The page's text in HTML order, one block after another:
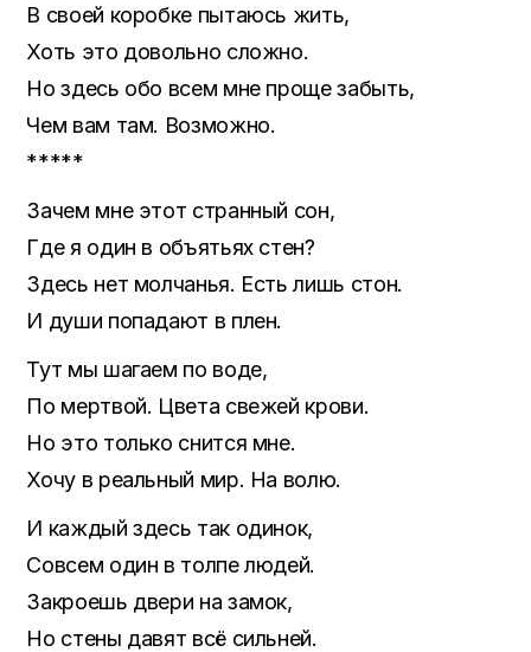
В своей коробке пытаюсь жить,
Хоть это довольно сложно.
Но здесь обо всем мне проще забыть,
Чем вам там. Возможно.
*****
Зачем мне этот странный сон,
Где я один в объятьях стен?
Здесь нет молчанья. Есть лишь стон.
И души попадают в плен.
Тут мы шагаем по воде,
По мертвой. Цвета свежей крови.
Но это только снится мне.
Хочу в реальный мир. На волю.
И каждый здесь так одинок,
Совсем один в толпе людей.
Закроешь двери на замок,
Но стены давят всё сильней.